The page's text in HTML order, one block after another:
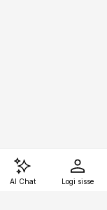
AI Chat Logi sisse